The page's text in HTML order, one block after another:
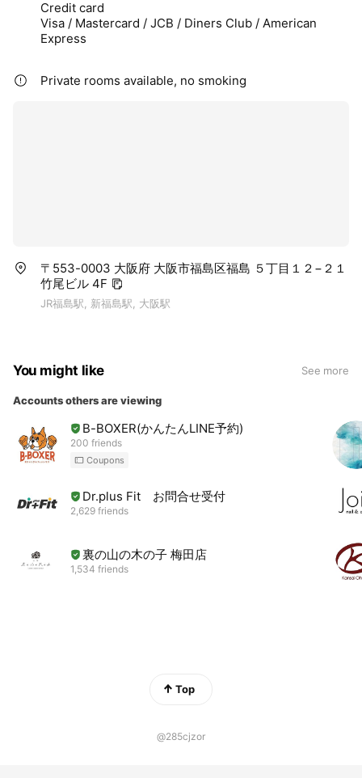
Credit card
Visa / Mastercard / JCB / Diners Club / American
Express
Private rooms available, no smoking
〒553-0003 大阪府 大阪市福島区福島 ５丁目１２−２１
竹尾ビル 4F
JR福島駅, 新福島駅, 大阪駅
You might like See more
Accounts others are viewing
B-BOXER(かんたんLINE予約)
200 friends
Coupons
Dr.plus Fit お問合せ受付
2,629 friends
裏の山の木の子 梅田店
1,534 friends
Top
@285cjzor